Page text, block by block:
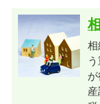
相